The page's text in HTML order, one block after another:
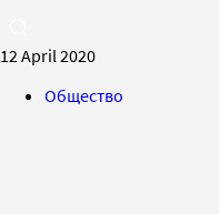
12 April 2020
Общество